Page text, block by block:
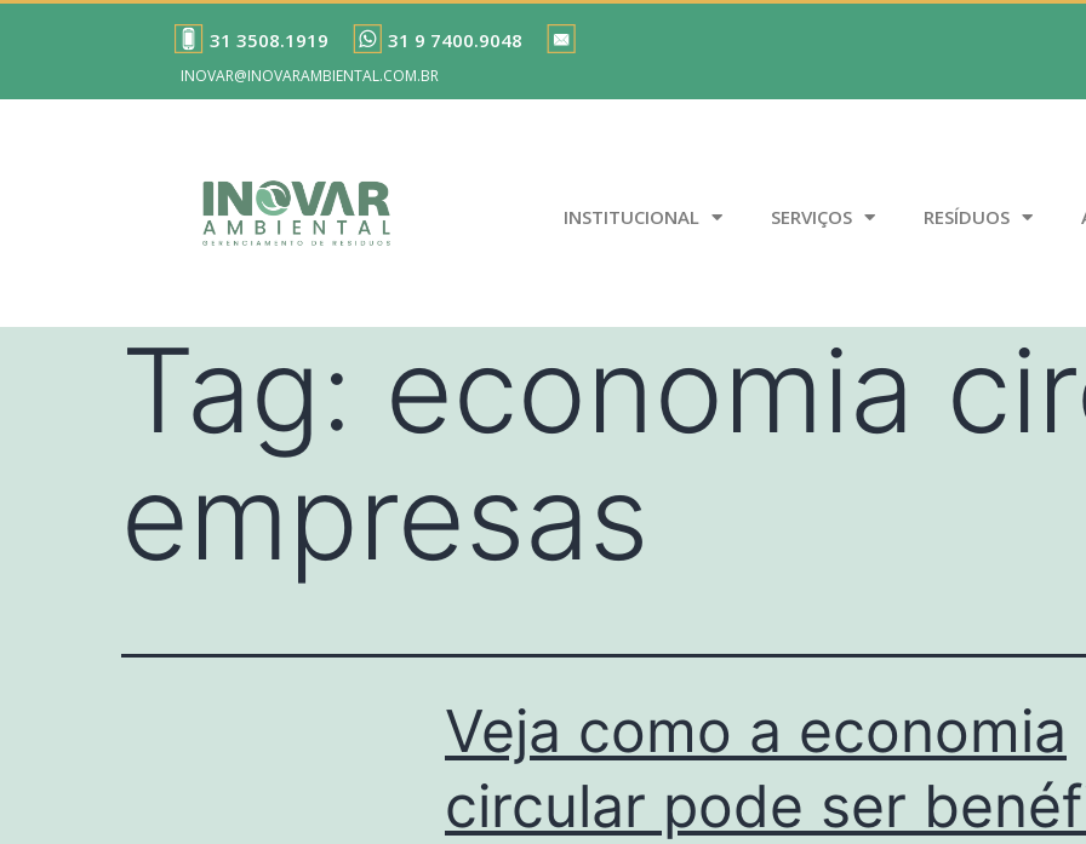
31 3508.1919 31 9 7400.9048
INOVAR@INOVARAMBIENTAL.COM.BR
INSTITUCIONAL SERVIÇOS RESÍDUOS
Tag: economia
empresas
Veja como a economia
circular pode ser